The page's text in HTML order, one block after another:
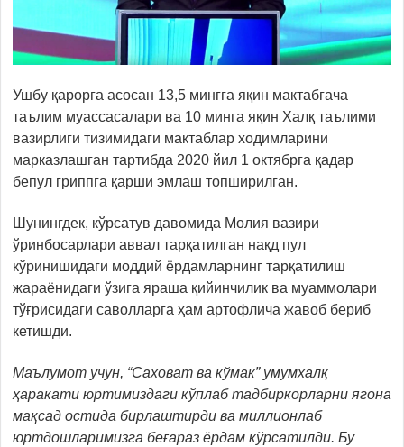
Ушбу қарорга асосан 13,5 мингга яқин мактабгача
таълим муассасалари ва 10 минга яқин Халқ таълими
вазирлиги тизимидаги мактаблар ходимларини
марказлашган тартибда 2020 йил 1 октябрга қадар
бепул гриппга қарши эмлаш топширилган.
Шунингдек, кўрсатув давомида Молия вазири
ўринбосарлари аввал тарқатилган нақд пул
кўринишидаги моддий ёрдамларнинг тарқатилиш
жараёнидаги ўзига яраша қийинчилик ва муаммолари
тўғрисидаги саволларга ҳам артофлича жавоб бериб
кетишди.
Маълумот учун, “Саховат ва кўмак” умумхалқ
ҳаракати юртимиздаги кўплаб тадбиркорларни ягона
мақсад остида бирлаштирди ва миллионлаб
юртдошларимизга беғараз ёрдам кўрсатилди. Бу